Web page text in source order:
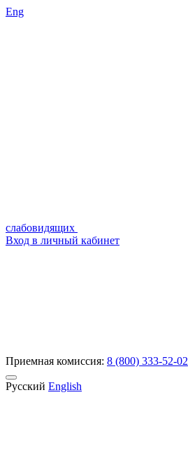
Eng
слабовидящих
Вход в личный кабинет
Приемная комиссия: 8 (800) 333-52-02
Русский English